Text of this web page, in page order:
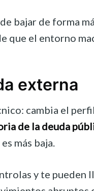
bajar de forma
el entorno
externa
cambia el
de la deuda
más baja.
y te